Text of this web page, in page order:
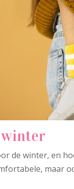
winter
de winter, en
maar